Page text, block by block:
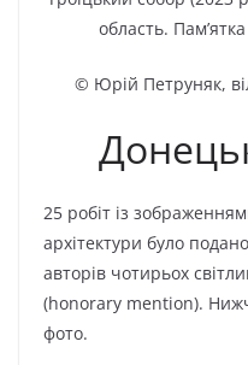
область.
© Юрій Петруняк,
25 робіт із
архітектури було
авторів чотирьох
(honorary mention).
фото.